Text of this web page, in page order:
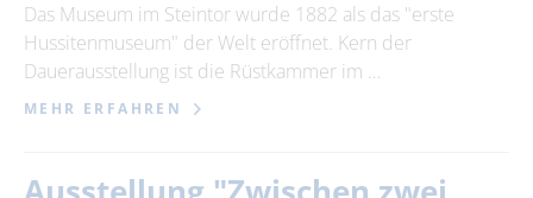
bitte wählen
Das Museum im Steintor wurde 1882 als das "erste
Hussitenmuseum" der Welt eröffnet. Kern der
Dauerausstellung ist die Rüstkammer im …
MEHR ERFAHREN